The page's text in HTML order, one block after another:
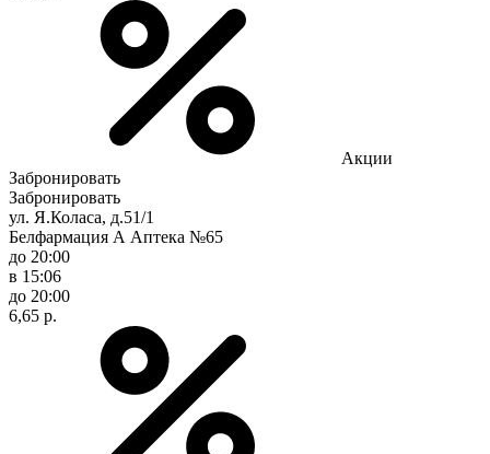
Акции
Забронировать
Забронировать
ул. Я.Коласа, д.51/1
Белфармация А Аптека №65
до 20:00
в 15:06
до 20:00
6,65 р.